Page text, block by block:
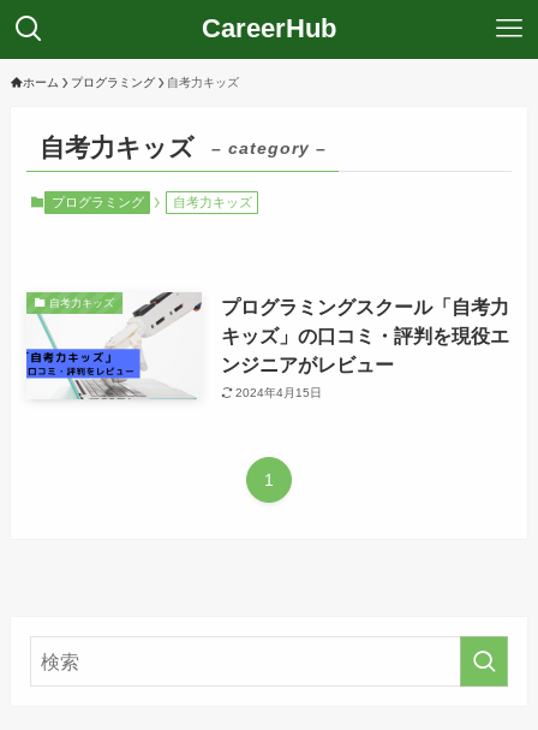
CareerHub
ホーム プログラミング 自考力キッズ
自考力キッズ – category –
プログラミング 自考力キッズ
自考力キッズ
プログラミングスクール「自考力
キッズ」の口コミ・評判を現役エ
ンジニアがレビュー
2024年4月15日
1